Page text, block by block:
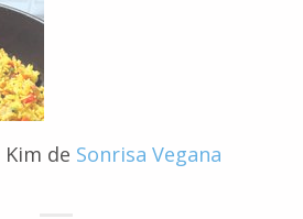
Kim de Sonrisa Vegana